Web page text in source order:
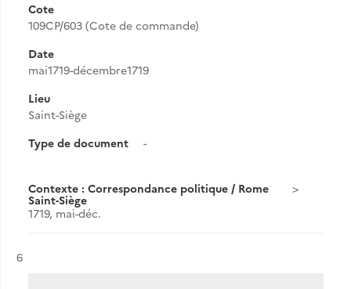
Cote
109CP/603 (Cote de commande)
Date
mai1719-décembre1719
Lieu
Saint-Siège
Type de document
-
Contexte : Correspondance politique / Rome
Saint-Siège
1719, mai-déc.
Résultat n°
6